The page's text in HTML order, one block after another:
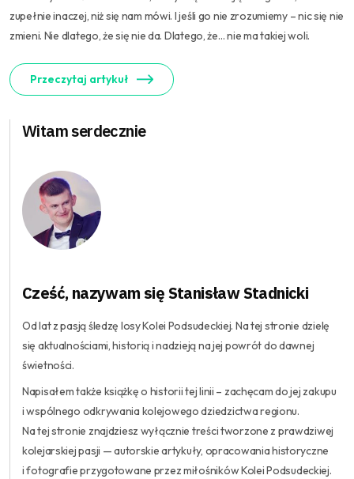
zupełnie inaczej, niż się nam mówi. I jeśli go nie zrozumiemy – nic się nie
zmieni. Nie dlatego, że się nie da. Dlatego, że… nie ma takiej woli.
Przeczytaj artykuł
Witam serdecznie
Cześć, nazywam się Stanisław Stadnicki
Od lat z pasją śledzę losy Kolei Podsudeckiej. Na tej stronie dzielę
się aktualnościami, historią i nadzieją na jej powrót do dawnej
świetności.
Napisałem także książkę o historii tej linii – zachęcam do jej zakupu
i wspólnego odkrywania kolejowego dziedzictwa regionu.
Na tej stronie znajdziesz wyłącznie treści tworzone z prawdziwej
kolejarskiej pasji — autorskie artykuły, opracowania historyczne
i fotografie przygotowane przez miłośników Kolei Podsudeckiej.